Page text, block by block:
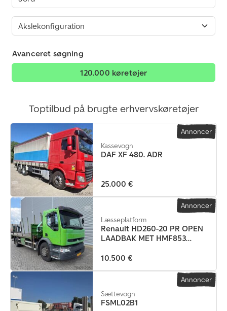
Avanceret søgning
120.000 køretøjer
Toptilbud på brugte erhvervskøretøjer
Kassevogn
DAF XF 480. ADR
25.000 €
Annoncer
Læsseplatform
Renault HD260-20 PR OPEN
LAADBAK MET HMF853
10.500 €
Annoncer
Sættevogn
FSML02B1
Annoncer